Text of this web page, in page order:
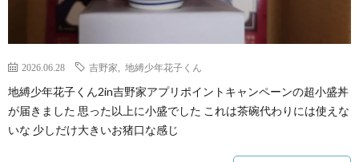
2026.06.28 吉野家 地縛少年花子くん
地縛少年花子くん2in吉野家アプリポイントキャンペーンの超小盛丼
が届きました 思った以上に小盛でした これは茶碗代わりには使えな
いな 少しだけ大きいお猪口な感じ